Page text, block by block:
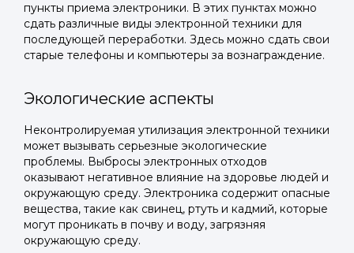
пункты приема электроники. В этих пунктах можно
сдать различные виды электронной техники для
последующей переработки. Здесь можно сдать свои
старые телефоны и компьютеры за вознаграждение.
Экологические аспекты
Неконтролируемая утилизация электронной техники
может вызывать серьезные экологические
проблемы. Выбросы электронных отходов
оказывают негативное влияние на здоровье людей и
окружающую среду. Электроника содержит опасные
вещества, такие как свинец, ртуть и кадмий, которые
могут проникать в почву и воду, загрязняя
окружающую среду.